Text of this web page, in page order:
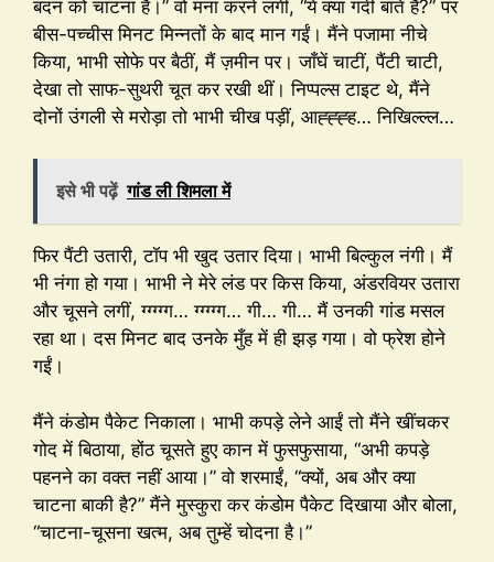
बदन को चाटना है।” वो मना करने लगीं, “ये क्या गंदी बातें हैं?” पर
बीस-पच्चीस मिनट मिन्नतों के बाद मान गईं। मैंने पजामा नीचे
किया, भाभी सोफे पर बैठीं, मैं ज़मीन पर। जाँघें चाटीं, पैंटी चाटी,
देखा तो साफ-सुथरी चूत कर रखी थीं। निप्पल्स टाइट थे, मैंने
दोनों उंगली से मरोड़ा तो भाभी चीख पड़ीं, आह्ह्ह्ह… निखिल्ल्ल…
इसे भी पढ़ें गांड ली शिमला में
फिर पैंटी उतारी, टॉप भी खुद उतार दिया। भाभी बिल्कुल नंगी। मैं
भी नंगा हो गया। भाभी ने मेरे लंड पर किस किया, अंडरवियर उतारा
और चूसने लगीं, ग्ग्ग्ग्ग… ग्ग्ग्ग्ग… गी… गी… मैं उनकी गांड मसल
रहा था। दस मिनट बाद उनके मुँह में ही झड़ गया। वो फ्रेश होने
गईं।
मैंने कंडोम पैकेट निकाला। भाभी कपड़े लेने आईं तो मैंने खींचकर
गोद में बिठाया, होंठ चूसते हुए कान में फुसफुसाया, “अभी कपड़े
पहनने का वक्त नहीं आया।” वो शरमाईं, “क्यों, अब और क्या
चाटना बाकी है?” मैंने मुस्कुरा कर कंडोम पैकेट दिखाया और बोला,
“चाटना-चूसना खत्म, अब तुम्हें चोदना है।”